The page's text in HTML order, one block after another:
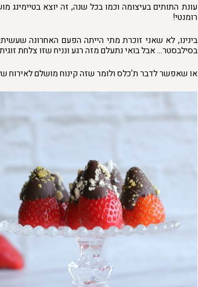
עונת התותים בעיצומה וכמו בכל שנה, זה יוצא בטיימינג
רומנטי!
בינינו, לא שאני זוכרת מתי הייתה הפעם האחרונה
בסילבסטר… אבל בואי נתעלם מזה רגע ונניח שזו צלחת
או שאפשר לדבר ת'כלס ולומר שזה קינוח מושלם לאירוח